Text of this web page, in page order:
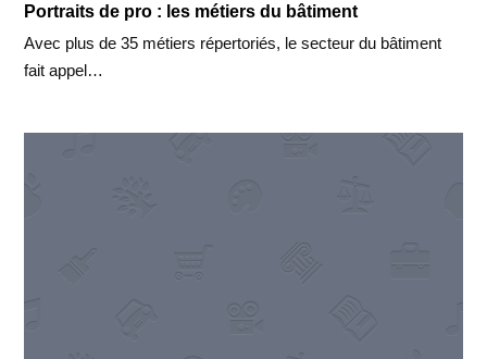
Portraits de pro : les métiers du bâtiment
Avec plus de 35 métiers répertoriés, le secteur du bâtiment
fait appel…